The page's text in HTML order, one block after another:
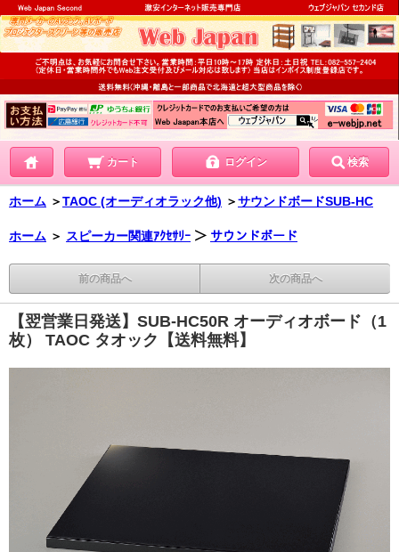
カート ログイン 検索
ホーム ＞TAOC (オーディオラック他) ＞サウンドボードSUB-HC
ホーム ＞ スピーカー関連ｱｸｾｻﾘｰ ＞ サウンドボード
前の商品へ 次の商品へ
【翌営業日発送】SUB-HC50R オーディオボード（1
枚） TAOC タオック【送料無料】